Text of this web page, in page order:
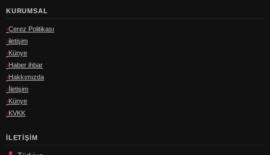
KURUMSAL
Çerez Politikası
iletişim
Künye
Haber ihbar
Hakkımızda
İletişim
Künye
KVKK
İLETIŞIM